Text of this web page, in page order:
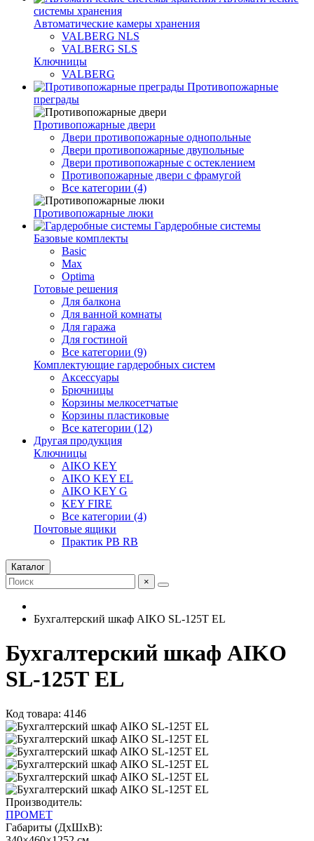
системы хранения
Автоматические камеры хранения
VALBERG NLS
VALBERG SLS
Ключницы
VALBERG
Противопожарные
преграды
Противопожарные двери
Двери противопожарные однопольные
Двери противопожарные двупольные
Двери противопожарные с остеклением
Противопожарные двери с фрамугой
Все категории (4)
Противопожарные люки
Гардеробные системы
Базовые комплекты
Basic
Max
Optima
Готовые решения
Для балкона
Для ванной комнаты
Для гаража
Для гостиной
Все категории (9)
Комплектующие гардеробных систем
Аксессуары
Брючницы
Корзины мелкосетчатые
Корзины пластиковые
Все категории (12)
Другая продукция
Ключницы
AIKO KEY
AIKO KEY EL
AIKO KEY G
KEY FIRE
Все категории (4)
Почтовые ящики
Практик PB RB
Каталог
×
Бухгалтерский шкаф AIKO SL-125Т EL
Бухгалтерский шкаф AIKO
SL-125Т EL
Код товара: 4146
Производитель:
ПРОМЕТ
Габариты (ДхШхВ):